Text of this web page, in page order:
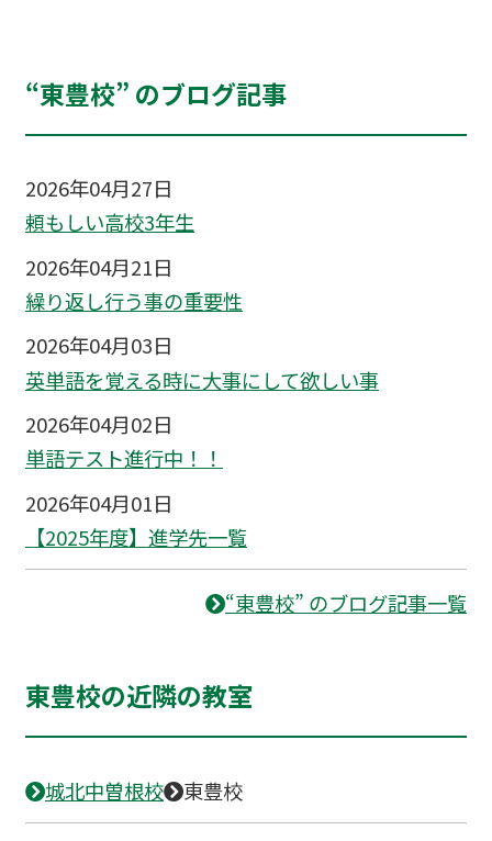
“東豊校” のブログ記事
2026年04月27日
頼もしい高校3年生
2026年04月21日
繰り返し行う事の重要性
2026年04月03日
英単語を覚える時に大事にして欲しい事
2026年04月02日
単語テスト進行中！！
2026年04月01日
【2025年度】進学先一覧
“東豊校” のブログ記事一覧
東豊校の近隣の教室
城北中曽根校 東豊校